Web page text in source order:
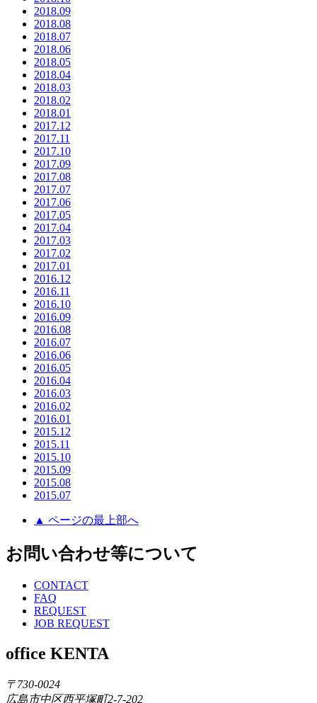
2018.09
2018.08
2018.07
2018.06
2018.05
2018.04
2018.03
2018.02
2018.01
2017.12
2017.11
2017.10
2017.09
2017.08
2017.07
2017.06
2017.05
2017.04
2017.03
2017.02
2017.01
2016.12
2016.11
2016.10
2016.09
2016.08
2016.07
2016.06
2016.05
2016.04
2016.03
2016.02
2016.01
2015.12
2015.11
2015.10
2015.09
2015.08
2015.07
▲ ページの最上部へ
お問い合わせ等について
CONTACT
FAQ
REQUEST
JOB REQUEST
office KENTA
〒730-0024
広島市中区西平塚町2-7-202